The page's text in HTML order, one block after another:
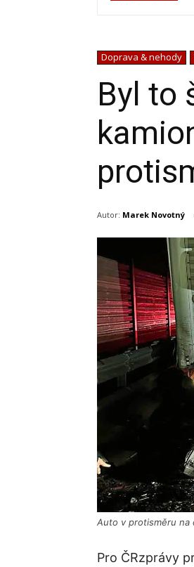
Doprava & nehody
Byl to
Autor: Marek Novotný
Auto v protisměru na
Pro ČRzprávy